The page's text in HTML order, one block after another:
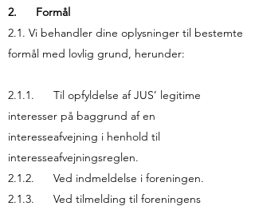
2. Formål
2.1. Vi behandler dine oplysninger til bestemte
formål med lovlig grund, herunder:
2.1.1. Til opfyldelse af JUS’ legitime
interesser på baggrund af en
interesseafvejning i henhold til
interesseafvejningsreglen.
2.1.2. Ved indmeldelse i foreningen.
2.1.3. Ved tilmelding til foreningens